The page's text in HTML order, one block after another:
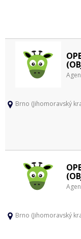
Brno (Jihomoravský
Brno (Jihomoravský